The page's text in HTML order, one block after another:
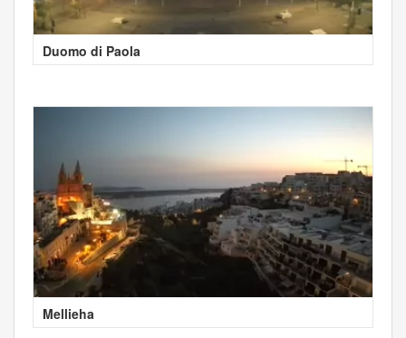
Duomo di Paola
Mellieha